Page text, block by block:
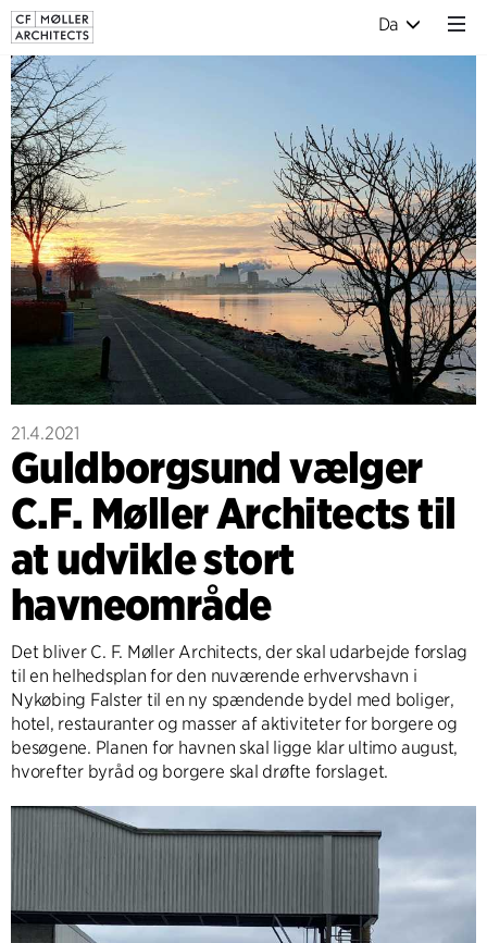
Da
21.4.2021
Guldborgsund vælger
C.F. Møller Architects til
at udvikle stort
havneområde
Det bliver C. F. Møller Architects, der skal udarbejde forslag
til en helhedsplan for den nuværende erhvervshavn i
Nykøbing Falster til en ny spændende bydel med boliger,
hotel, restauranter og masser af aktiviteter for borgere og
besøgene. Planen for havnen skal ligge klar ultimo august,
hvorefter byråd og borgere skal drøfte forslaget.